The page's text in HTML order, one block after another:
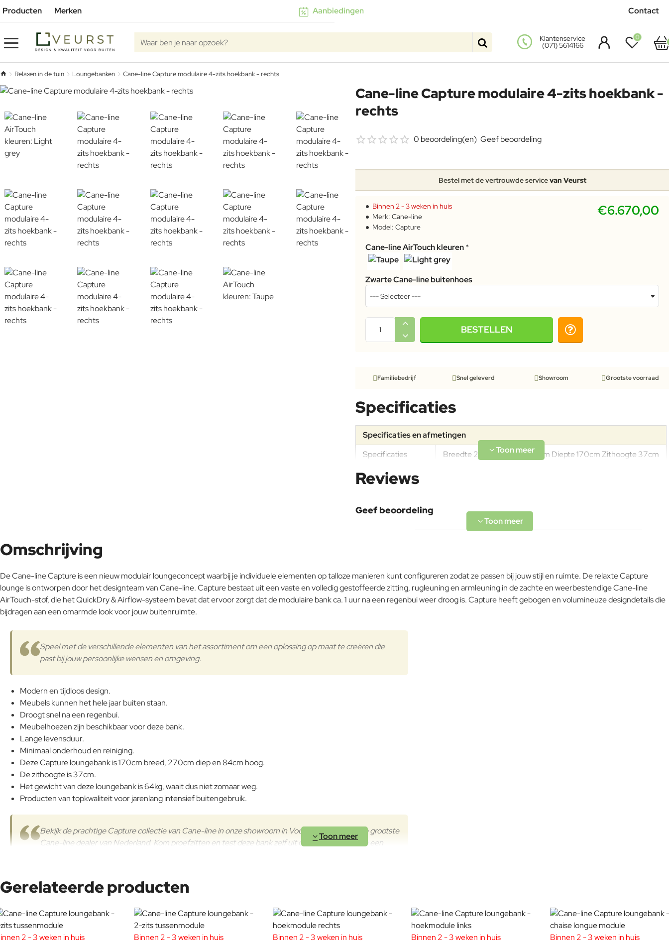
Producten Merken Aanbiedingen Contact
Waar ben je naar opzoek?
Klantenservice
(071) 5614166
0
Relaxen in de tuin Loungebanken Cane-line Capture modulaire 4-zits hoekbank - rechts
Cane-line Capture modulaire 4-zits hoekbank -
rechts
Bestel met de vertrouwde servicevan Veurst
0 beoordeling(en) Geef beoordeling
€6.670,00
Binnen 2 - 3 weken in huis
Merk: Cane-line
Model: Capture
Cane-line AirTouch kleuren
Zwarte Cane-line buitenhoes
BESTELLEN
Familiebedrijf Snel geleverd Showroom Grootste voorraad
Specificaties
Specificaties en afmetingen
Specificaties
Breedte 270cm Hoogte 84cm Diepte 170cm Zithoogte 37cm
Reviews
Geef beoordeling
Waardering:
Waardering:
Omschrijving
De Cane-line Capture is een nieuw modulair loungeconcept waarbij je individuele elementen op talloze manieren kunt configureren zodat ze passen bij jouw stijl en ruimte. De relaxte Capture
lounge is ontworpen door het designteam van Cane-line. Capture bestaat uit een vaste en volledig gestoffeerde zitting, rugleuning en armleuning in de zachte en weerbestendige Cane-line
AirTouch-stof, die het QuickDry & Airflow-systeem bevat dat ervoor zorgt dat de modulaire bank ca. 1 uur na een regenbui weer droog is. Capture heeft gebogen en volumineuze designdetails die
bijdragen aan een omarmde look voor jouw buitenruimte.
Speel met de verschillende elementen van het assortiment om een oplossing op maat te creëren die
past bij jouw persoonlijke wensen en omgeving.
Modern en tijdloos design.
Meubels kunnen het hele jaar buiten staan.
Droogt snel na een regenbui.
Meubelhoezen zijn beschikbaar voor deze bank.
Lange levensduur.
Minimaal onderhoud en reiniging.
Deze Capture loungebank is 170cm breed, 270cm diep en 84cm hoog.
De zithoogte is 37cm.
Het gewicht van deze loungebank is 64kg, waait dus niet zomaar weg.
Producten van topkwaliteit voor jarenlang intensief buitengebruik.
Bekijk de prachtige Capture collectie van Cane-line in onze showroom in Voorschoten, wij zijn de grootste
Cane-line dealer van Nederland. Kom proefzitten en test deze bank zelf uit onder het genot van een
Heeft u vragen over de Capture serie, het merk Cane-line, of wilt u zich misschien oriënteren op verschillende soorten loungebanken? U bent van harte welkom in onze showroom in Voorschoten
Gerelateerde producten
2 - 3 weken in huis Binnen 2 - 3 weken in huis Binnen 2 - 3 weken in huis Binnen 2 - 3 weken in huis Binnen 2 - 3 weken in huis